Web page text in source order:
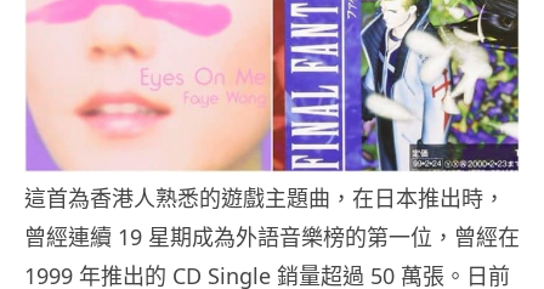
這首為香港人熟悉的遊戲主題曲，在日本推出時，
曾經連續 19 星期成為外語音樂榜的第一位，曾經在
1999 年推出的 CD Single 銷量超過 50 萬張。日前